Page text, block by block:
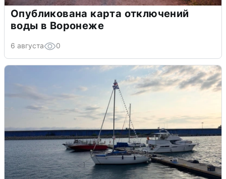
Опубликована карта отключений
воды в Воронеже
6 августа 0